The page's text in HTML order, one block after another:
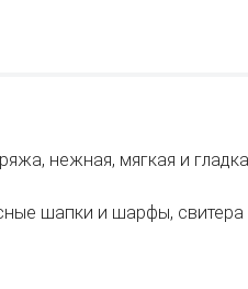
нежная, мягкая и
шапки и шарфы,